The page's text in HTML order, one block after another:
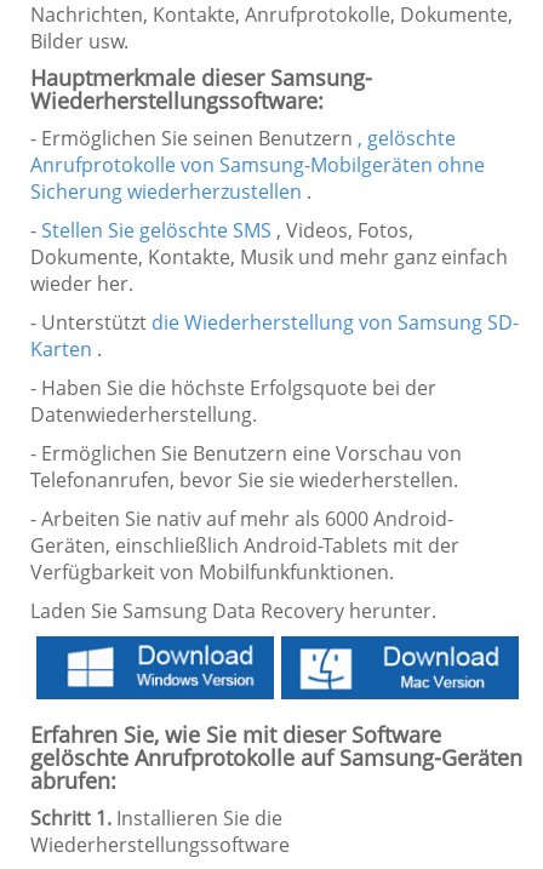
Nachrichten, Kontakte, Anrufprotokolle, Dokumente,
Bilder usw.
Hauptmerkmale dieser Samsung-
Wiederherstellungssoftware:
- Ermöglichen Sie seinen Benutzern , gelöschte
Anrufprotokolle von Samsung-Mobilgeräten ohne
Sicherung wiederherzustellen .
-Stellen Sie gelöschte SMS , Videos, Fotos,
Dokumente, Kontakte, Musik und mehr ganz einfach
wieder her.
- Unterstützt die Wiederherstellung von Samsung SD-
Karten .
- Haben Sie die höchste Erfolgsquote bei der
Datenwiederherstellung.
- Ermöglichen Sie Benutzern eine Vorschau von
Telefonanrufen, bevor Sie sie wiederherstellen.
- Arbeiten Sie nativ auf mehr als 6000 Android-
Geräten, einschließlich Android-Tablets mit der
Verfügbarkeit von Mobilfunkfunktionen.
Laden Sie Samsung Data Recovery herunter.
Erfahren Sie, wie Sie mit dieser Software
gelöschte Anrufprotokolle auf Samsung-Geräten
abrufen:
Schritt 1. Installieren Sie die
Wiederherstellungssoftware